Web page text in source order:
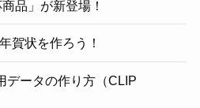
品」が新登場！
賀状を作ろう！
データの作り方（CLIP